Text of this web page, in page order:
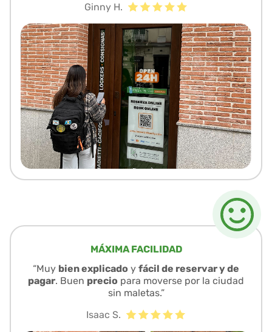
Ginny H.
MÁXIMA FACILIDAD
“Muy bien explicado y fácil de reservar y de
pagar. Buen precio para moverse por la ciudad
sin maletas.”
Isaac S.